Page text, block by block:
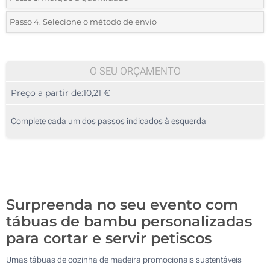
Gravação a laser (Num lado)
*Quantidade mínima:5
10
25
Passo 4. Selecione o método de envio
O SEU ORÇAMENTO
Preço a partir de:10,21 €
Complete cada um dos passos indicados à esquerda
Surpreenda no seu evento com
tábuas de bambu personalizadas
para cortar e servir petiscos
Umas tábuas de cozinha de madeira promocionais sustentáveis